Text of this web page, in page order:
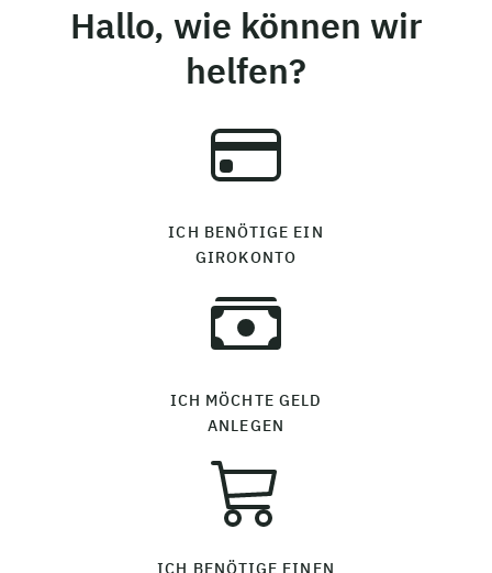
Hallo, wie können wir
helfen?
ICH BENÖTIGE EIN
GIROKONTO
ICH MÖCHTE GELD
ANLEGEN
ICH BENÖTIGE EINEN